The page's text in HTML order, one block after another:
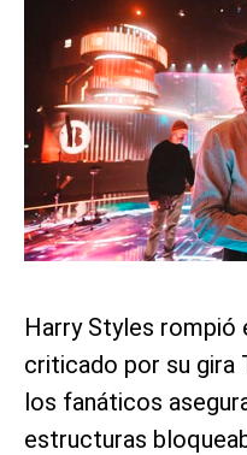
Harry Styles rompió
criticado por su gira
los fanáticos
estructuras